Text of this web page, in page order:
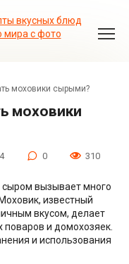
моховики сырыми?
0 310
вызывает много
известный
вкусом, делает
и домохозяек.
и использования